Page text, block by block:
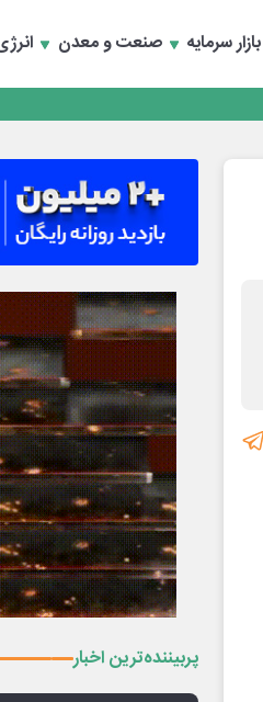
بازار سرمایه صنعت و معدن
پربیننده‌ترین اخبار